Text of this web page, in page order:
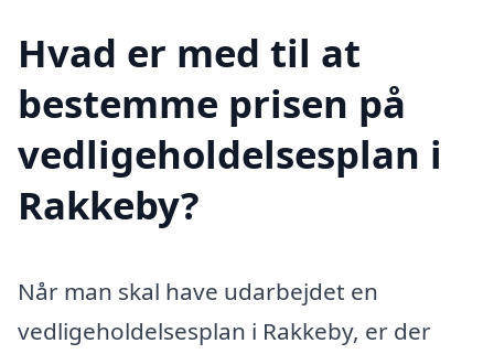
Hvad er med til at
bestemme prisen på
vedligeholdelsesplan i
Rakkeby?
Når man skal have udarbejdet en
vedligeholdelsesplan i Rakkeby, er der